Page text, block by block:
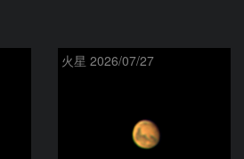
火星 2026/07/27